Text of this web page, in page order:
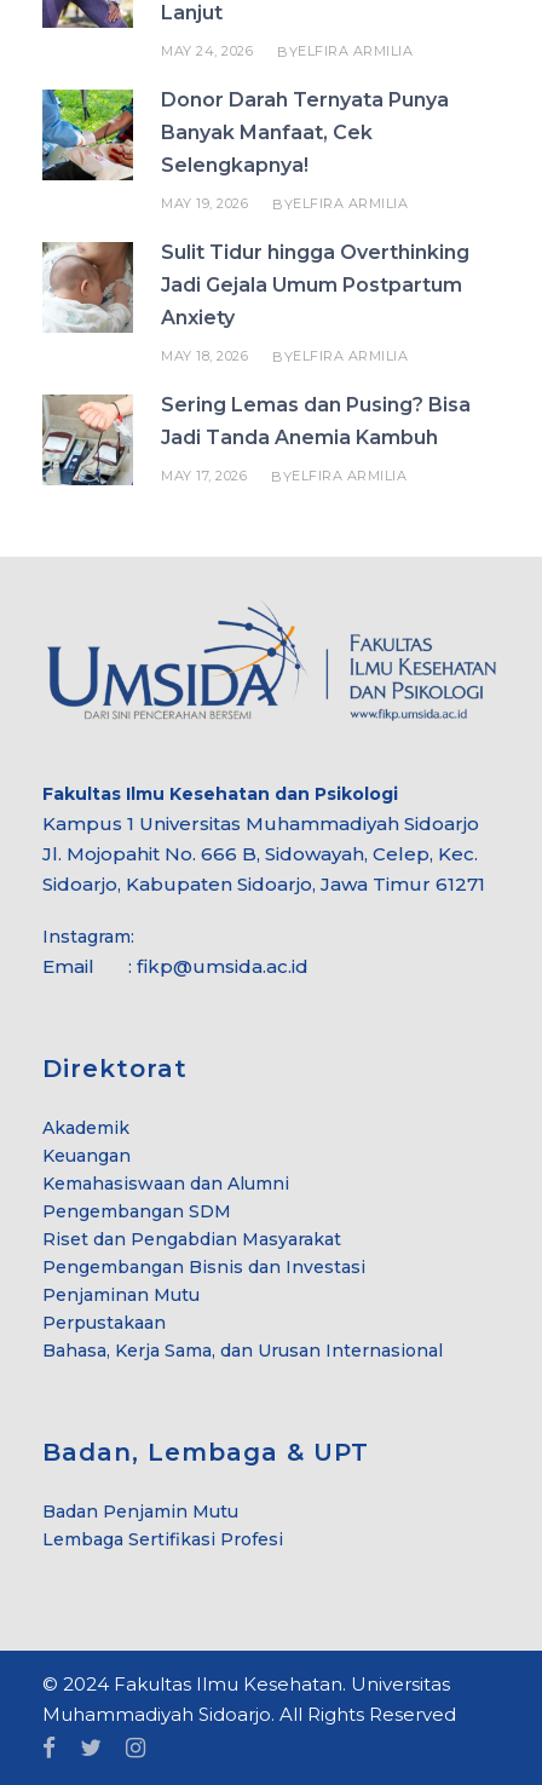
Lanjut
MAY 24, 2026 BYELFIRA ARMILIA
Donor Darah Ternyata Punya
Banyak Manfaat, Cek
Selengkapnya!
MAY 19, 2026 BYELFIRA ARMILIA
Sulit Tidur hingga Overthinking
Jadi Gejala Umum Postpartum
Anxiety
MAY 18, 2026 BYELFIRA ARMILIA
Sering Lemas dan Pusing? Bisa
Jadi Tanda Anemia Kambuh
MAY 17, 2026 BYELFIRA ARMILIA
Fakultas Ilmu Kesehatan dan Psikologi
Kampus 1 Universitas Muhammadiyah Sidoarjo
Jl. Mojopahit No. 666 B, Sidowayah, Celep, Kec.
Sidoarjo, Kabupaten Sidoarjo, Jawa Timur 61271
Instagram:
Email : fikp@umsida.ac.id
Direktorat
Akademik
Keuangan
Kemahasiswaan dan Alumni
Pengembangan SDM
Riset dan Pengabdian Masyarakat
Pengembangan Bisnis dan Investasi
Penjaminan Mutu
Perpustakaan
Bahasa, Kerja Sama, dan Urusan Internasional
Badan, Lembaga & UPT
Badan Penjamin Mutu
Lembaga Sertifikasi Profesi
© 2024 Fakultas Ilmu Kesehatan. Universitas
Muhammadiyah Sidoarjo. All Rights Reserved